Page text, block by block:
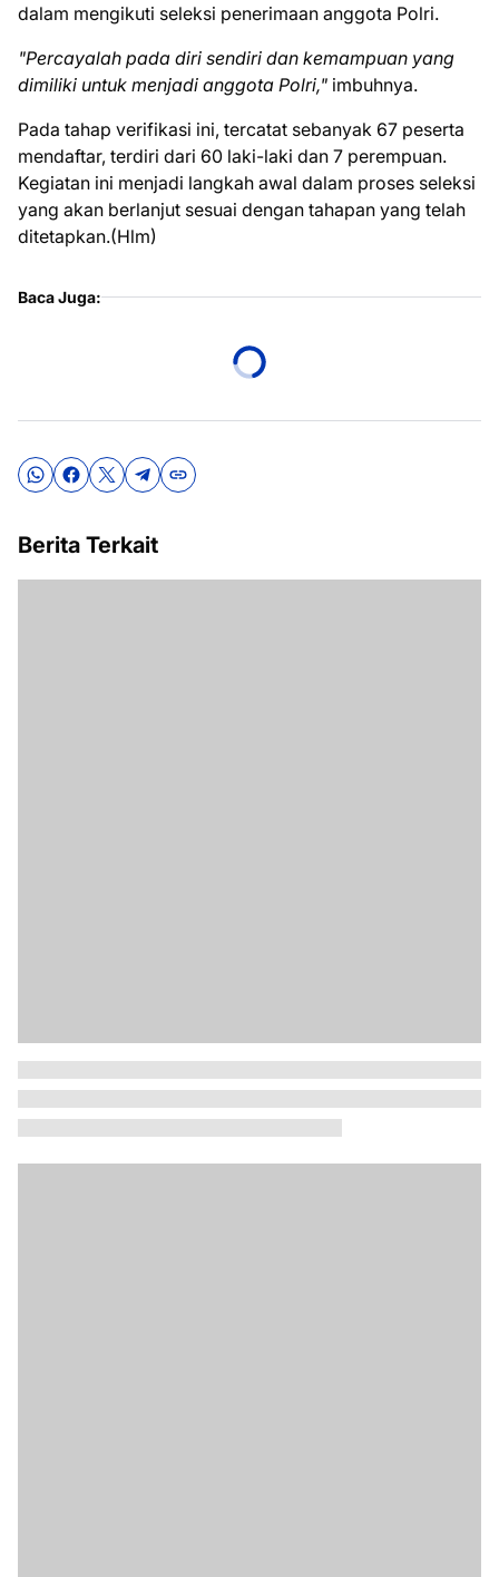
dalam mengikuti seleksi penerimaan anggota Polri.
"Percayalah pada diri sendiri dan kemampuan yang
dimiliki untuk menjadi anggota Polri," imbuhnya.
Pada tahap verifikasi ini, tercatat sebanyak 67 peserta
mendaftar, terdiri dari 60 laki-laki dan 7 perempuan.
Kegiatan ini menjadi langkah awal dalam proses seleksi
yang akan berlanjut sesuai dengan tahapan yang telah
ditetapkan.(Hlm)
Baca Juga:
Berita Terkait